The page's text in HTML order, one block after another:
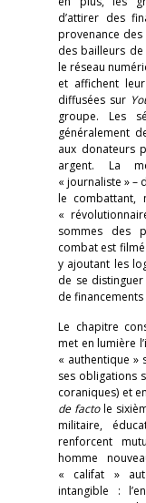
d’attirer des
provenance
des bailleurs
le réseau
et affichent leur
diffusées sur
groupe. Les
généralement
aux donateurs
argent. La
« journaliste » –
le combattant,
«
sommes des
combat est
y ajoutant les
de se
de financements
Le chapitre
met en lumière
« authentique »
ses obligations
coraniques) et
de factole
militaire,
renforcent
homme
« califat »
intangible :